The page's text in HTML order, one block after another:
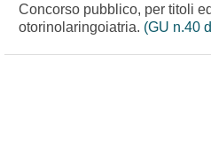
Concorso pubblico, per titoli
otorinolaringoiatria. (GU n.40